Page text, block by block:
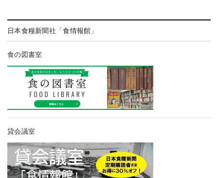
日本食糧新聞社「食情報館」
食の図書室
貸会議室